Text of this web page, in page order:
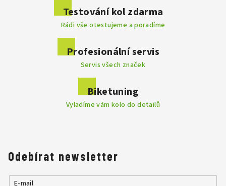
nejlehčím na trhu
Testování kol zdarma
Rádi vše otestujeme a poradíme
Profesionální servis
Servis všech značek
Biketuning
Vyladíme vám kolo do detailů
Odebírat newsletter
E-mail